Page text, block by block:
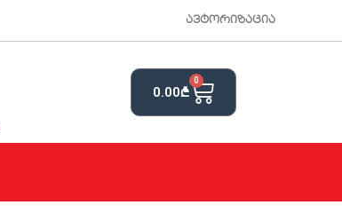
ავტორიზაცია
0.00₾
0